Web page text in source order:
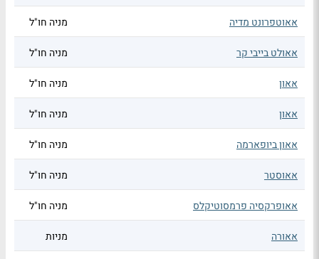
אאוטפרונט מדיה מניה חו"ל
אאולט בייבי קר מניה חו"ל
אאון מניה חו"ל
אאון מניה חו"ל
אאון ביופארמה מניה חו"ל
אאוסטר מניה חו"ל
אאופרקסיה פרמסוטיקלס מניה חו"ל
אאורה מניות